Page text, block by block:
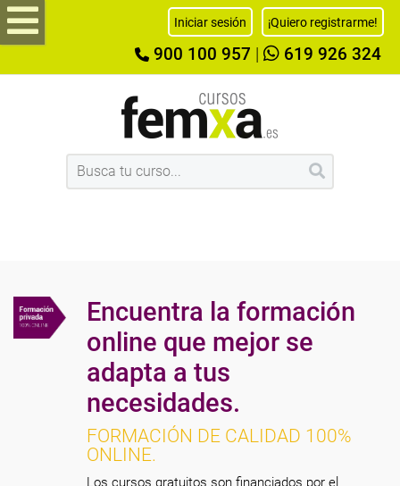
Iniciar sesión ¡Quiero registrarme!
900 100 957 619 926 324
Encuentra la formación
online que mejor se
adapta a tus
necesidades.
FORMACIÓN DE CALIDAD 100%
ONLINE.
Los cursos gratuitos son financiados por el